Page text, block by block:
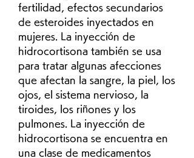
fertilidad, efectos secundarios
de esteroides inyectados en
mujeres. La inyección de
hidrocortisona también se usa
para tratar algunas afecciones
que afectan la sangre, la piel, los
ojos, el sistema nervioso, la
tiroides, los riñones y los
pulmones. La inyección de
hidrocortisona se encuentra en
una clase de medicamentos